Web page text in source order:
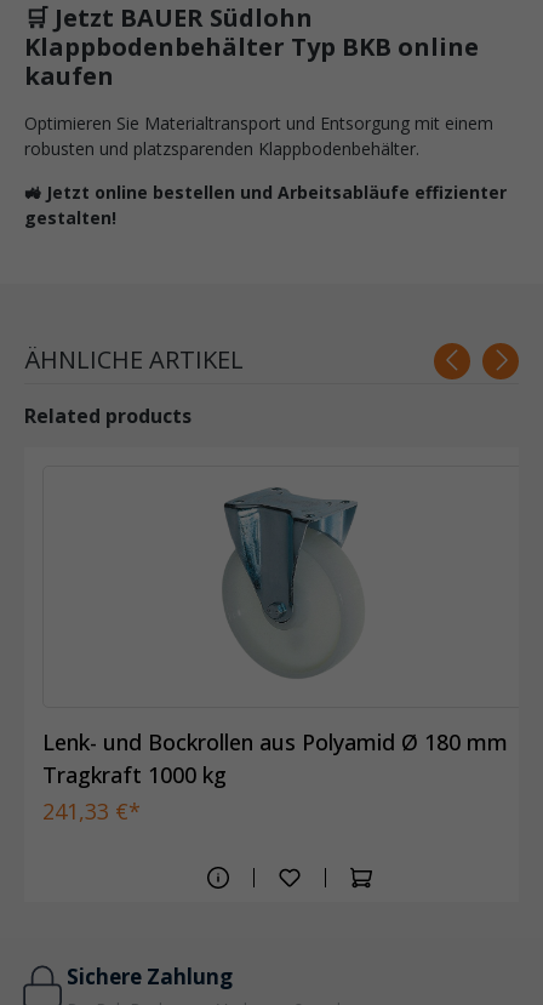
🛒 Jetzt BAUER Südlohn
Klappbodenbehälter Typ BKB online
kaufen
Optimieren Sie Materialtransport und Entsorgung mit einem
robusten und platzsparenden Klappbodenbehälter.
🚜 Jetzt online bestellen und Arbeitsabläufe effizienter
gestalten!
ÄHNLICHE ARTIKEL
Related products
Lenk- und Bockrollen aus Polyamid Ø 180 mm
Tragkraft 1000 kg
241,33 €*
Sichere Zahlung